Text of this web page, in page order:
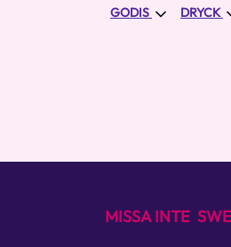
GODIS DRYCK
MISSA INTE